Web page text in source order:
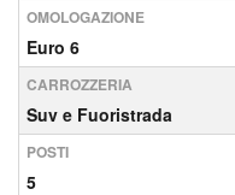
OMOLOGAZIONE
Euro 6
CARROZZERIA
Suv e Fuoristrada
POSTI
5